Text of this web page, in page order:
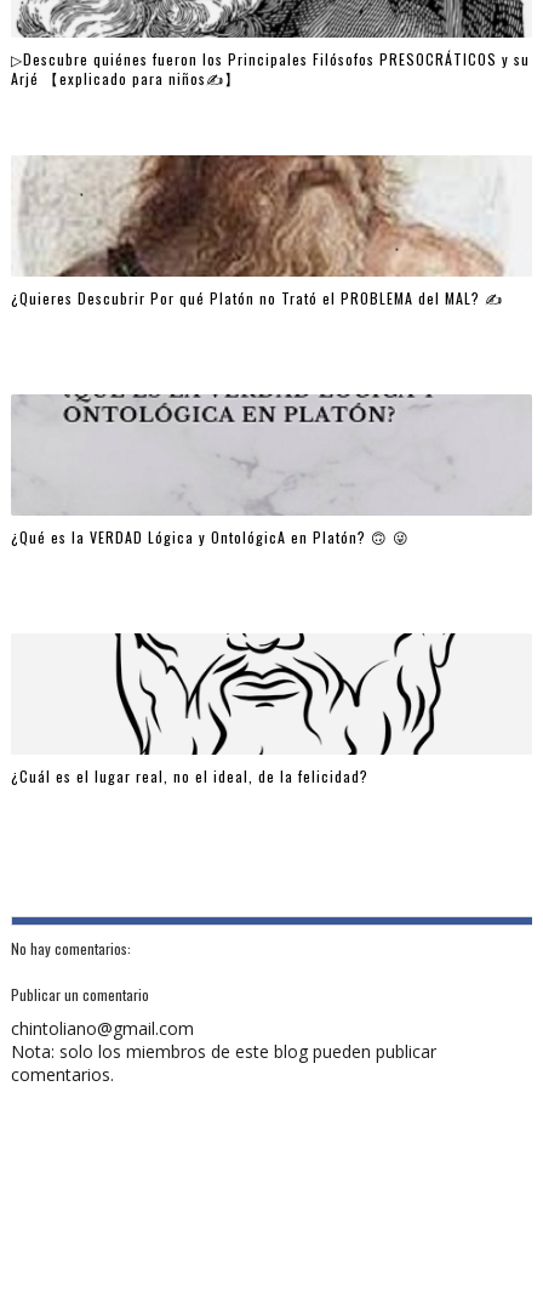
▷Descubre quiénes fueron los Principales Filósofos PRESOCRÁTICOS y su
Arjé 【explicado para niños✍】
¿Quieres Descubrir Por qué Platón no Trató el PROBLEMA del MAL? ✍
¿Qué es la VERDAD Lógica y OntológicA en Platón? 🙃 😜
¿Cuál es el lugar real, no el ideal, de la felicidad?
No hay comentarios:
Publicar un comentario
chintoliano@gmail.com
Nota: solo los miembros de este blog pueden publicar
comentarios.